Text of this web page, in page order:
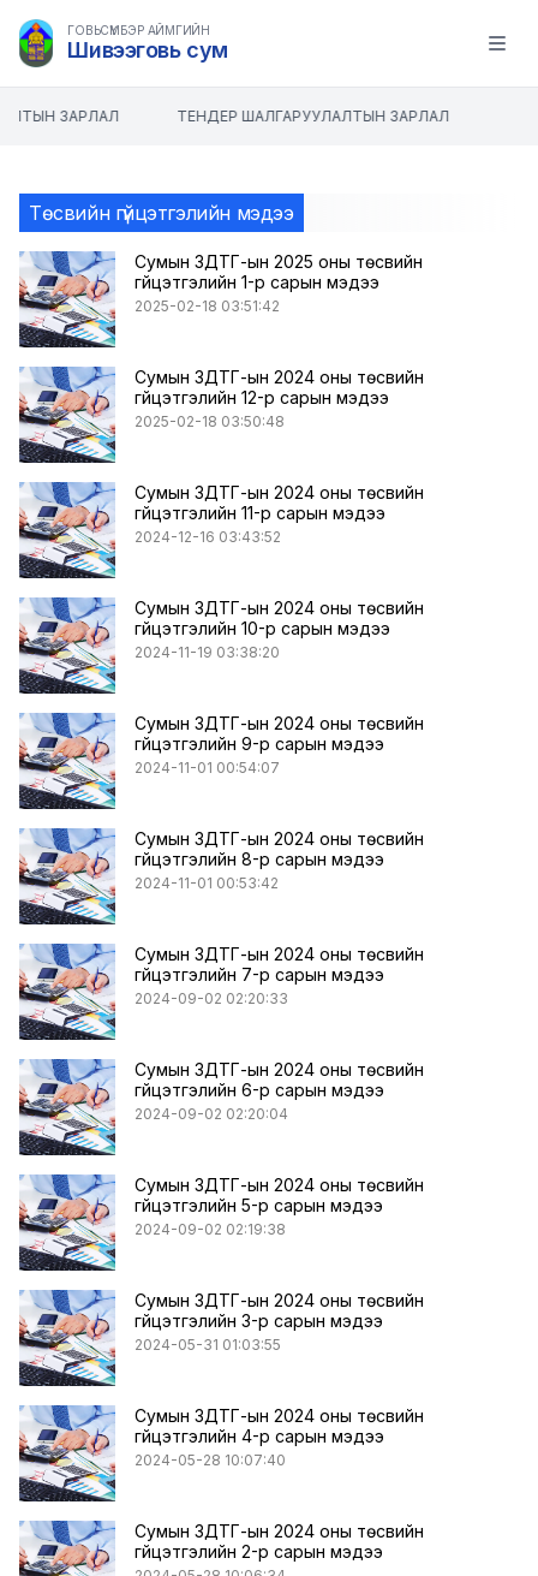
ГОВЬСҮМБЭР АЙМГИЙН
Шивээговь сум Open
ЗАРЛАЛ ТЕНДЕР ШАЛГАРУУЛАЛТЫН ЗАРЛАЛ
Төсвийн гүйцэтгэлийн мэдээ
Сумын ЗДТГ-ын 2025 оны төсвийн
гүйцэтгэлийн 1-р сарын мэдээ
2025-02-18 03:51:42
Сумын ЗДТГ-ын 2024 оны төсвийн
гүйцэтгэлийн 12-р сарын мэдээ
2025-02-18 03:50:48
Сумын ЗДТГ-ын 2024 оны төсвийн
гүйцэтгэлийн 11-р сарын мэдээ
2024-12-16 03:43:52
Сумын ЗДТГ-ын 2024 оны төсвийн
гүйцэтгэлийн 10-р сарын мэдээ
2024-11-19 03:38:20
Сумын ЗДТГ-ын 2024 оны төсвийн
гүйцэтгэлийн 9-р сарын мэдээ
2024-11-01 00:54:07
Сумын ЗДТГ-ын 2024 оны төсвийн
гүйцэтгэлийн 8-р сарын мэдээ
2024-11-01 00:53:42
Сумын ЗДТГ-ын 2024 оны төсвийн
гүйцэтгэлийн 7-р сарын мэдээ
2024-09-02 02:20:33
Сумын ЗДТГ-ын 2024 оны төсвийн
гүйцэтгэлийн 6-р сарын мэдээ
2024-09-02 02:20:04
Сумын ЗДТГ-ын 2024 оны төсвийн
гүйцэтгэлийн 5-р сарын мэдээ
2024-09-02 02:19:38
Сумын ЗДТГ-ын 2024 оны төсвийн
гүйцэтгэлийн 3-р сарын мэдээ
2024-05-31 01:03:55
Сумын ЗДТГ-ын 2024 оны төсвийн
гүйцэтгэлийн 4-р сарын мэдээ
2024-05-28 10:07:40
Сумын ЗДТГ-ын 2024 оны төсвийн
гүйцэтгэлийн 2-р сарын мэдээ